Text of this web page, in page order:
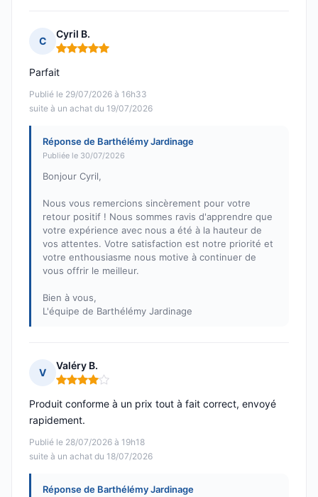
C
Cyril B.
Note : 5 sur 5
Publié le 29/07/2026 à 16h33
suite à un achat du 19/07/2026
Parfait
Réponse de Barthélémy Jardinage
Publiée le 30/07/2026
Bonjour Cyril,
Nous vous remercions sincèrement pour votre
retour positif ! Nous sommes ravis d'apprendre que
votre expérience avec nous a été à la hauteur de
vos attentes. Votre satisfaction est notre priorité et
votre enthousiasme nous motive à continuer de
vous offrir le meilleur.
Bien à vous,
L'équipe de Barthélémy Jardinage
V
Valéry B.
Note : 4 sur 5
Publié le 28/07/2026 à 19h18
suite à un achat du 18/07/2026
Produit conforme à un prix tout à fait correct, envoyé
rapidement.
Réponse de Barthélémy Jardinage